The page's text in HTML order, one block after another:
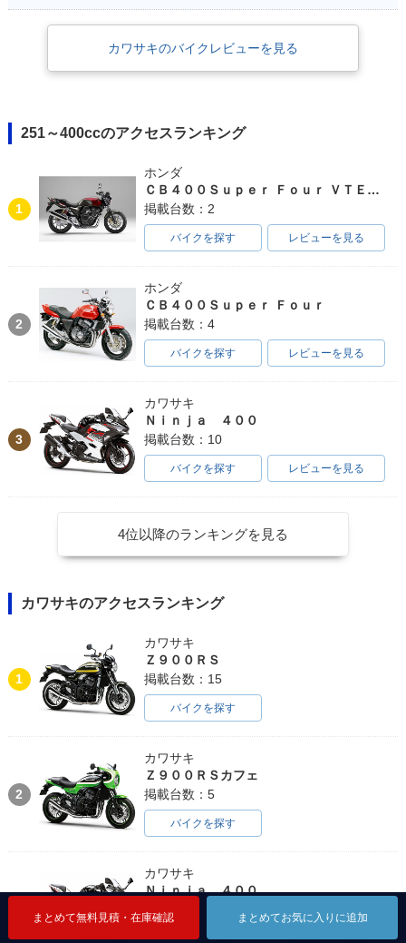
まとめて無料見積・在庫確認 まとめてお気に入りに追加
まとめて無料見積・在庫確認 まとめてお気に入りに追加
まとめて無料見積・在庫確認 まとめてお気に入りに追加
カワサキのバイクレビューを見る
251～400ccのアクセスランキング
1
ホンダ
ＣＢ４００Ｓｕｐｅｒ Ｆｏｕｒ ＶＴＥＣ ＳＰＥＣ３
掲載台数：2
バイクを探す レビューを見る
2
ホンダ
ＣＢ４００Ｓｕｐｅｒ Ｆｏｕｒ
掲載台数：4
バイクを探す レビューを見る
3
カワサキ
Ｎｉｎｊａ ４００
掲載台数：10
バイクを探す レビューを見る
4位以降のランキングを見る
カワサキのアクセスランキング
1
カワサキ
Ｚ９００ＲＳ
掲載台数：15
バイクを探す
2
カワサキ
Ｚ９００ＲＳカフェ
掲載台数：5
バイクを探す
カワサキ
Ｎｉｎｊａ ４００
掲載台数：10
バイクを探す レビューを見る